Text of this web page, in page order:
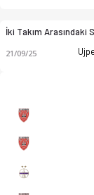
İki Takım Arasındaki
21/09/25